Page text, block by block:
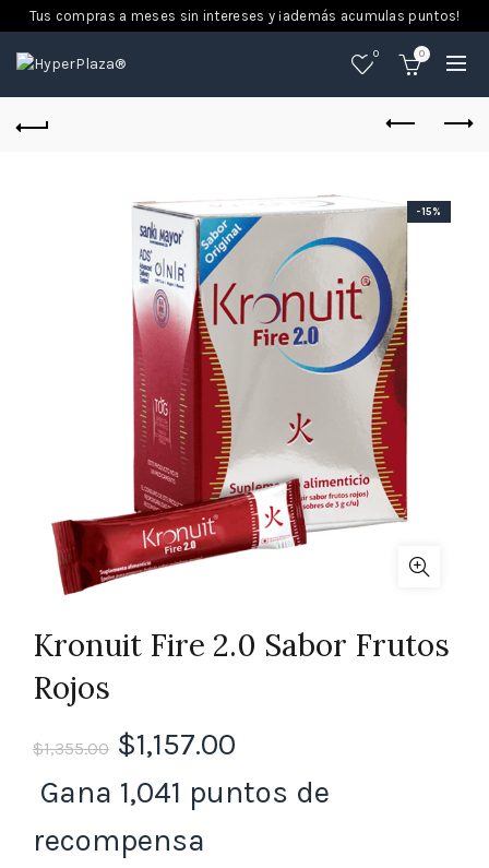
Tus compras a meses sin intereses y ¡además acumulas puntos!
0 0
-15%
Kronuit Fire 2.0 Sabor Frutos
Rojos
$1,355.00 El
precio
original
$1,157.00
precio
Gana 1,041 puntos de
recompensa